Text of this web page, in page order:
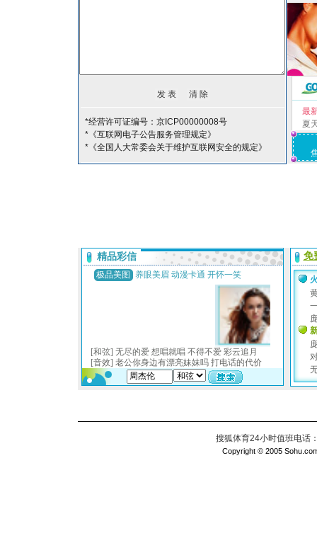
*经营许可证编号：京ICP00000008号
*《互联网电子公告服务管理规定》
*《全国人大常委会关于维护互联网安全的规定》
最
夏
搜狐体育24小时值班电话
Copyright © 2005